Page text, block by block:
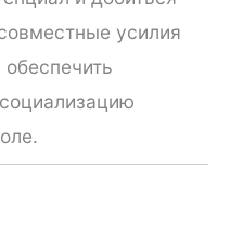
усилия